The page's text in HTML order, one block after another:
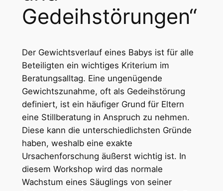
Gedeihstörungen“
Der Gewichtsverlauf eines Babys ist für alle
Beteiligten ein wichtiges Kriterium im
Beratungsalltag. Eine ungenügende
Gewichtszunahme, oft als Gedeihstörung
definiert, ist ein häufiger Grund für Eltern
eine Stillberatung in Anspruch zu nehmen.
Diese kann die unterschiedlichsten Gründe
haben, weshalb eine exakte
Ursachenforschung äußerst wichtig ist. In
diesem Workshop wird das normale
Wachstum eines Säuglings von seiner